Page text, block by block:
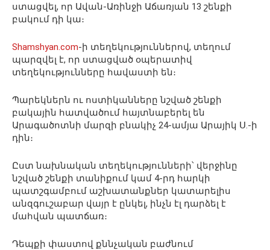
ստացվել, որ Ավան-Առինջի Աճառյան 13 շենքի
բակում դի կա։
Shamshyan.com-ի տեղեկություններով, տեղում
պարզվել է, որ ստացված օպերատիվ
տեղեկությունները հավաստի են։
Պարեկներն ու ոստիկանները նշված շենքի
բակային հատվածում հայտնաբերել են
Արագածոտնի մարզի բնակիչ 24-ամյա Արայիկ Ս.-ի
դին։
Ըստ նախնական տեղեկությունների՝ վերջինը
նշված շենքի տանիքում կամ 4-րդ հարկի
պատշգամբում աշխատանքներ կատարելիս
անզգուշաբար վայր է ընկել, ինչն էլ դարձել է
մահվան պատճառ։
Դեպքի փաստով քննչական բաժնում